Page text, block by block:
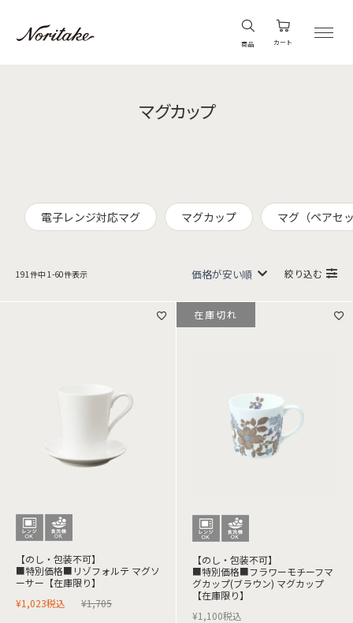
商品 カート
マグカップ
電子レンジ対応マグ マグカップ マグ（ペアセ
191 件中 1 -60件表示 絞り込む
【のし・包装不可】
■特別価格■リゾフォルテ マグソ
ーサー【在庫限り】
¥1,705
¥1,023税込
【のし・包装不可】
■特別価格■フラワーモチーフマ
グカップ(ブラウン) マグカップ
【在庫限り】
¥1,100税込
在庫切れ